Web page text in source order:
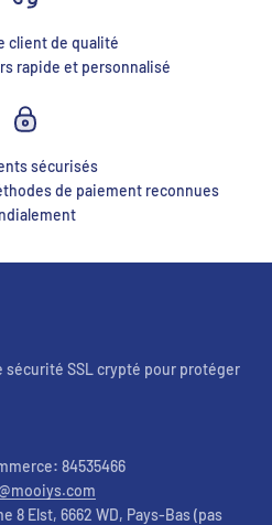
client de qualité
rapide et personnalisé
sécurisés
de paiement reconnues
sécurité SSL crypté pour protéger
: 84535466
8 Elst, 6662 WD, Pays-Bas (pas